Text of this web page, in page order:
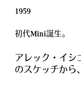
1959
初代Mini誕生。
アレック・イシ
のスケッチから